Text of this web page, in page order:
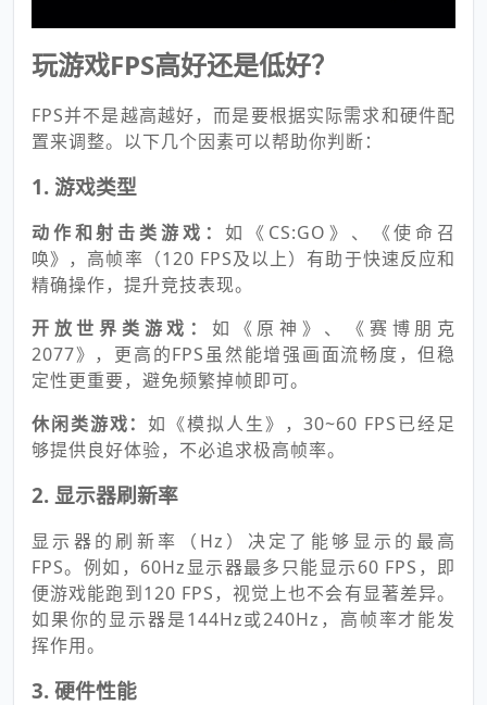
玩游戏FPS高好还是低好？
FPS并不是越高越好，而是要根据实际需求和硬件配
置来调整。以下几个因素可以帮助你判断：
1. 游戏类型
动作和射击类游戏：如《CS:GO》、《使命召
唤》，高帧率（120 FPS及以上）有助于快速反应和
精确操作，提升竞技表现。
开放世界类游戏： 如《原神》、《赛博朋克
2077》，更高的FPS虽然能增强画面流畅度，但稳
定性更重要，避免频繁掉帧即可。
休闲类游戏：如《模拟人生》，30~60 FPS已经足
够提供良好体验，不必追求极高帧率。
2. 显示器刷新率
显示器的刷新率（Hz）决定了能够显示的最高
FPS。例如，60Hz显示器最多只能显示60 FPS，即
便游戏能跑到120 FPS，视觉上也不会有显著差异。
如果你的显示器是144Hz或240Hz，高帧率才能发
挥作用。
3. 硬件性能